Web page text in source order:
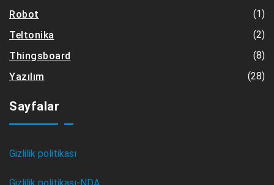
Robot
(1)
Teltonika
(2)
Thingsboard
(8)
Yazılım
(28)
Sayfalar
Gizlilik politikası